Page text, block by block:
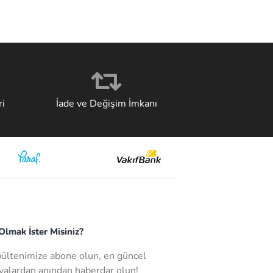
İade ve Değişim İmkanı
İster Misiniz?
abone olun, en güncel